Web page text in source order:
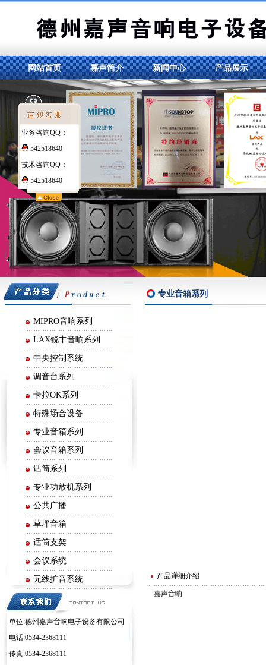
网站首页 嘉声简介 新闻中心 产品展示
嘉声音响
MIPRO音响系列
LAX锐丰音响系列
中央控制系统
调音台系列
卡拉OK系列
特殊场合设备
专业音箱系列
会议音箱系列
话筒系列
专业功放机系列
公共广播
草坪音箱
话筒支架
会议系统
无线扩音系统
电子周边系列
单位:德州嘉声音响电子设备有限公司
电话:0534-2368111
传真:0534-2368111
专业音箱系列
产品详细介绍
嘉声音响
业务咨询QQ：
542518640
技术咨询QQ：
542518640